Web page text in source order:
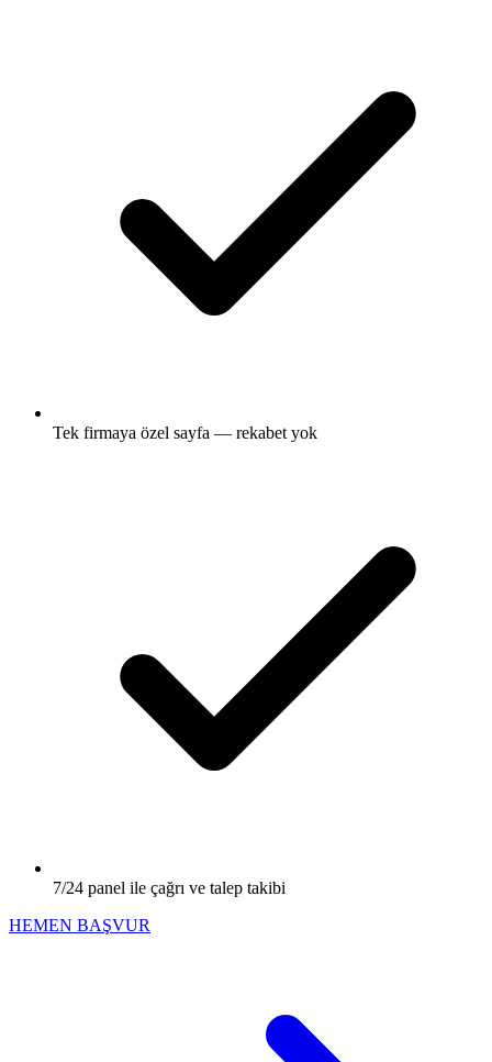
Tek firmaya özel sayfa — rekabet yok
7/24 panel ile çağrı ve talep takibi
HEMEN BAŞVUR